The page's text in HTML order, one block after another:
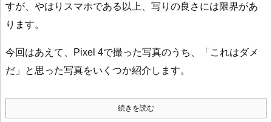
すが、やはりスマホである以上、写りの良さには限界があ
ります。
今回はあえて、Pixel 4で撮った写真のうち、「これはダメ
だ」と思った写真をいくつか紹介します。
続きを読む